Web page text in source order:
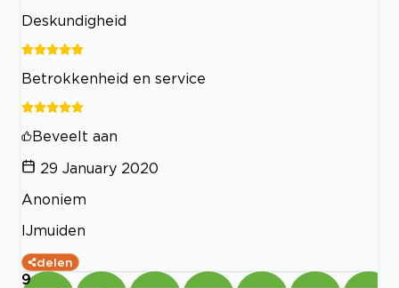
Deskundigheid
Betrokkenheid en service
Beveelt aan
29 January 2020
Anoniem
IJmuiden
delen
9